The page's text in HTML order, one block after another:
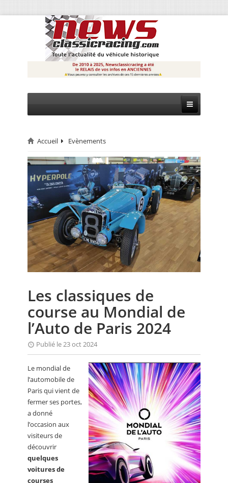
CIRCUIT
RALLYE
MONTAGNE
EVÈNEMENTS
CALENDRIER
FOCUS
ANNUAIRES
PETITES ANNONCES
Accueil Evènements
Les classiques de
course au Mondial de
l’Auto de Paris 2024
Publié le 23 oct 2024
Le mondial de
l’automobile de
Paris qui vient de
fermer ses portes,
a donné
l’occasion aux
visiteurs de
découvrir
quelques
voitures de
courses